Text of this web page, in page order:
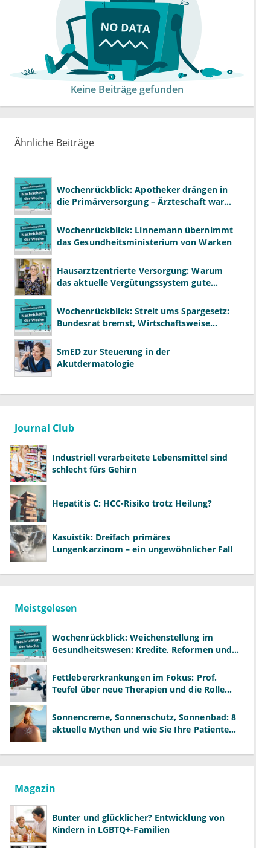
Keine Beiträge gefunden
Ähnliche Beiträge
Wochenrückblick: Apotheker drängen in
die Primärversorgung – Ärzteschaft warnt
Wochenrückblick: Linnemann übernimmt
das Gesundheitsministerium von Warken
Hausarztzentrierte Versorgung: Warum
das aktuelle Vergütungssystem gute
Wochenrückblick: Streit ums Spargesetz:
Bundesrat bremst, Wirtschaftsweise
SmED zur Steuerung in der
Akutdermatologie
Journal Club
Industriell verarbeitete Lebensmittel sind
schlecht fürs Gehirn
Hepatitis C: HCC-Risiko trotz Heilung?
Kasuistik: Dreifach primäres
Lungenkarzinom – ein ungewöhnlicher Fall
Meistgelesen
Wochenrückblick: Weichenstellung im
Gesundheitswesen: Kredite, Reformen und
Fettlebererkrankungen im Fokus: Prof.
Teufel über neue Therapien und die Rolle
Sonnencreme, Sonnenschutz, Sonnenbad: 8
aktuelle Mythen und wie Sie Ihre Patienten
Magazin
Bunter und glücklicher? Entwicklung von
Kindern in LGBTQ+-Familien